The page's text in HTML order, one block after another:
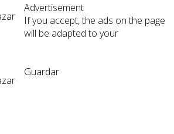
Advertisement
If you accept, the ads on the page
will be adapted to your
Guardar